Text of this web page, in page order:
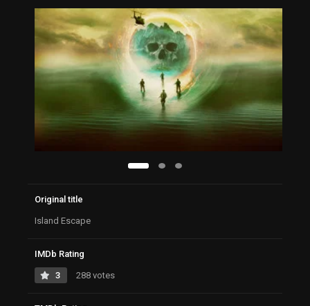
Original title
Island Escape
IMDb Rating
3 288 votes